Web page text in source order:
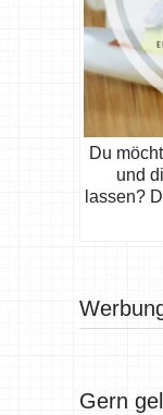
Du
und
lassen?
Gern